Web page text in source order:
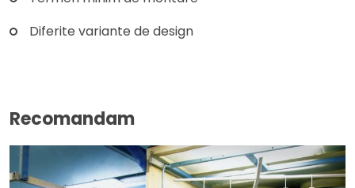
Diferite variante de design
Recomandam